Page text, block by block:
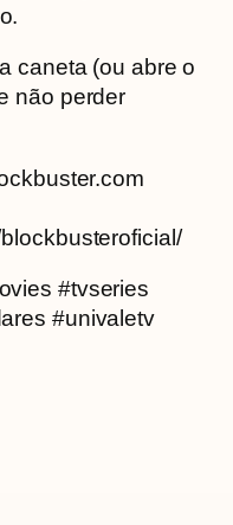
caneta (ou abre o
não perder
#tvseries
#univaletv